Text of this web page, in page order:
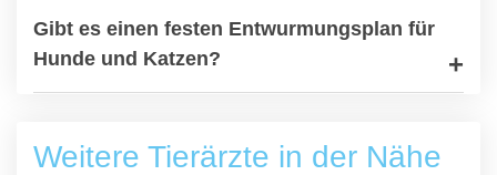
Gibt es einen festen Entwurmungsplan für
Hunde und Katzen?
Weitere Tierärzte in der Nähe